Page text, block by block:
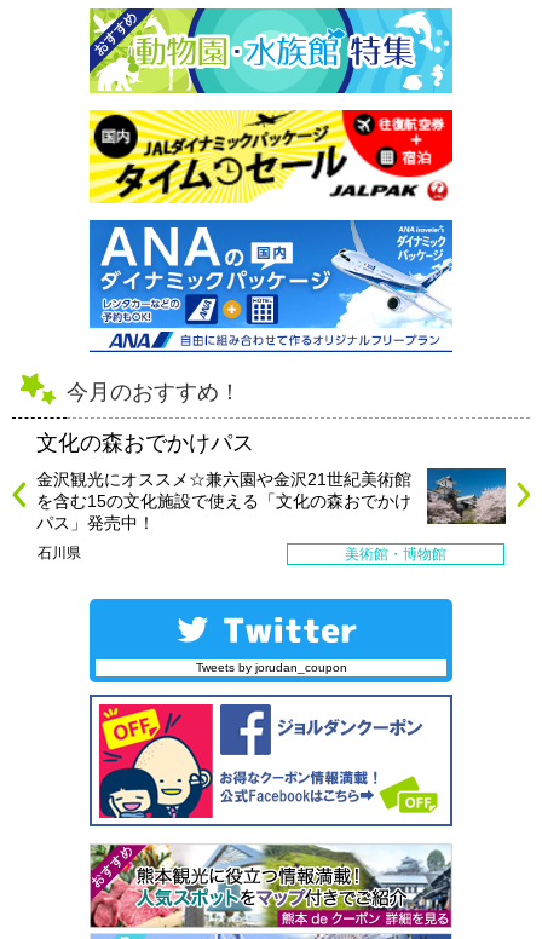
今月のおすすめ！
文化の森おでかけパス
金沢観光にオススメ☆兼六園や金沢21世紀美術館
を含む15の文化施設で使える「文化の森おでかけ
パス」発売中！
石川県 美術館・博物館
Tweets by jorudan_coupon